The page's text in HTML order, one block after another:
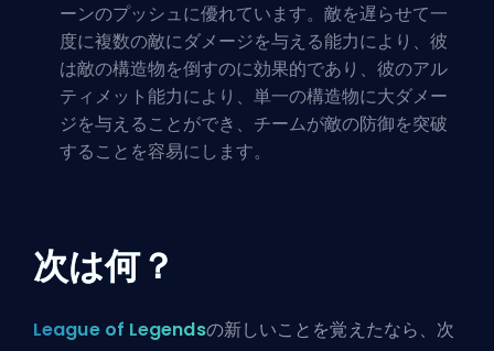
ーンのプッシュに優れています。敵を遅らせて一
度に複数の敵にダメージを与える能力により、彼
は敵の構造物を倒すのに効果的であり、彼のアル
ティメット能力により、単一の構造物に大ダメー
ジを与えることができ、チームが敵の防御を突破
することを容易にします。
次は何？
League of Legendsの新しいことを覚えたなら、次